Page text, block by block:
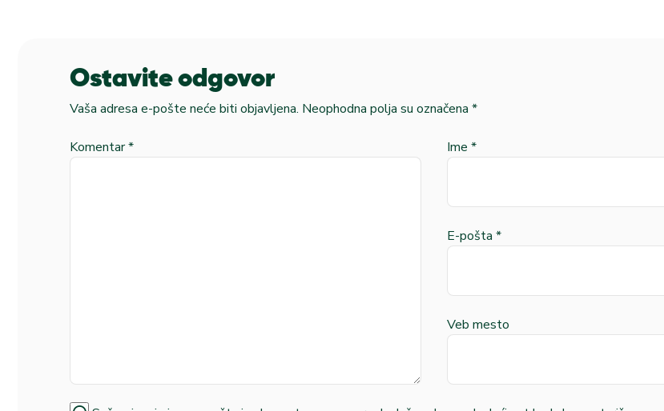
Ostavite odgovor
Vaša adresa e-pošte neće biti objavljena. Neophodna polja su označena *
Komentar* Ime *
E-pošta *
Veb mesto